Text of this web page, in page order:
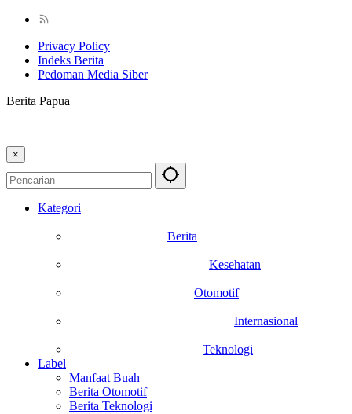
Privacy Policy
Indeks Berita
Pedoman Media Siber
Berita Papua
×
Kategori
Berita
Kesehatan
Otomotif
Internasional
Teknologi
Label
Manfaat Buah
Berita Otomotif
Berita Teknologi